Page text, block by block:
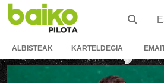
ALBISTEAK KARTELDEGIA